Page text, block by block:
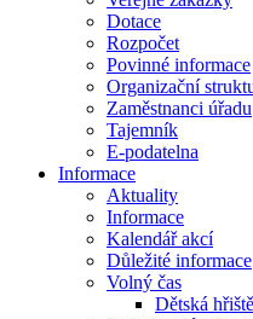
Dotace
Rozpočet
Povinné informace
Organizační
Zaměstnanci úřadu
Tajemník
E-podatelna
Informace
Aktuality
Informace
Kalendář akcí
Důležité informace
Volný čas
Dětská